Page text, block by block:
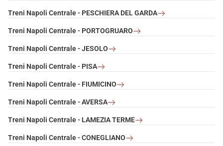
Treni Napoli Centrale - PESCHIERA DEL GARDA
Treni Napoli Centrale - PORTOGRUARO
Treni Napoli Centrale - JESOLO
Treni Napoli Centrale - PISA
Treni Napoli Centrale - FIUMICINO
Treni Napoli Centrale - AVERSA
Treni Napoli Centrale - LAMEZIA TERME
Treni Napoli Centrale - CONEGLIANO